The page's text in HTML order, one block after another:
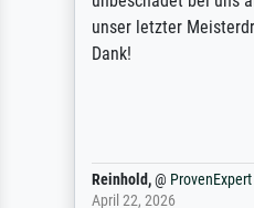
unser letzter
Dank!
Reinhold,@ ProvenExpert
April 22, 2026